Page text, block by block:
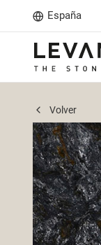
España
Volver